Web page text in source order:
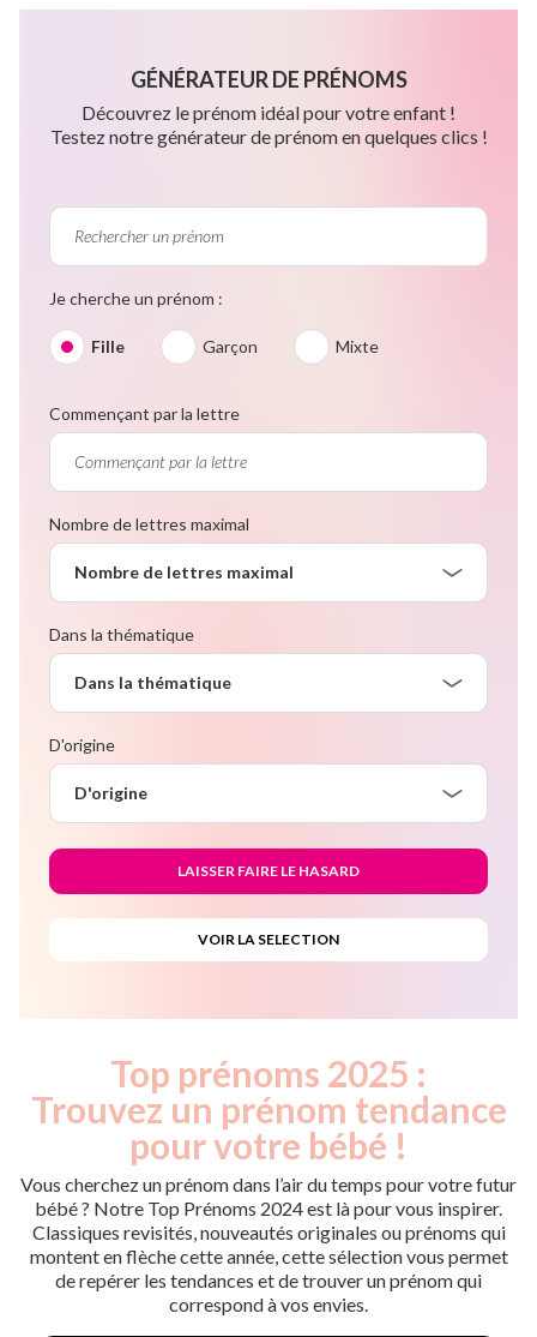
GÉNÉRATEUR DE PRÉNOMS
Découvrez le prénom idéal pour votre enfant !
Testez notre générateur de prénom en quelques clics !
Je cherche un prénom :
Fille Garçon Mixte
Commençant par la lettre
Nombre de lettres maximal
Nombre de lettres maximal
Dans la thématique
Dans la thématique
D'origine
D'origine
Top prénoms 2025 :
Trouvez un prénom tendance
pour votre bébé !
Vous cherchez un prénom dans l’air du temps pour votre futur
bébé ? Notre Top Prénoms 2024 est là pour vous inspirer.
Classiques revisités, nouveautés originales ou prénoms qui
montent en flèche cette année, cette sélection vous permet
de repérer les tendances et de trouver un prénom qui
correspond à vos envies.